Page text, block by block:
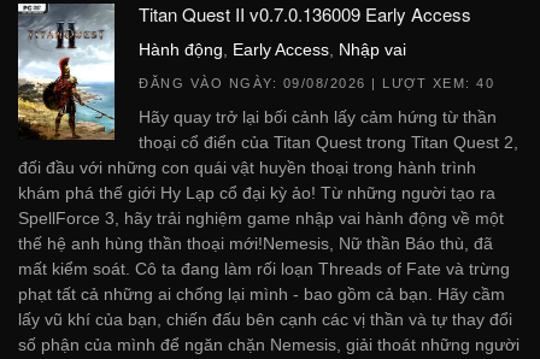
Titan Quest II v0.7.0.136009 Early Access
Hành động Early Access Nhập vai
ĐĂNG VÀO NGÀY: 09/08/2026 | LƯỢT XEM: 40
Hãy quay trở lại bối cảnh lấy cảm hứng từ thần
thoại cổ điển của Titan Quest trong Titan Quest 2,
đối đầu với những con quái vật huyền thoại trong hành trình
khám phá thế giới Hy Lạp cổ đại kỳ ảo! Từ những người tạo ra
SpellForce 3, hãy trải nghiệm game nhập vai hành động về một
thế hệ anh hùng thần thoại mới!Nemesis, Nữ thần Báo thù, đã
mất kiểm soát. Cô ta đang làm rối loạn Threads of Fate và trừng
phạt tất cả những ai chống lại mình - bao gồm cả bạn. Hãy cầm
lấy vũ khí của bạn, chiến đấu bên cạnh các vị thần và tự thay đổi
số phận của mình để ngăn chặn Nemesis, giải thoát những người